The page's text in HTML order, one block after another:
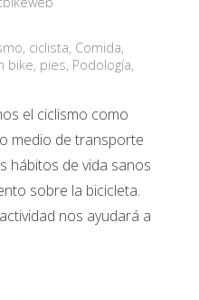
, ciclista, Comida,
bike, pies, Podología,
el ciclismo como
medio de transporte
hábitos de vida sanos
sobre la bicicleta.
nos ayudará a